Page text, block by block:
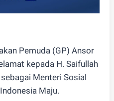
Pemuda (GP) Ansor
kepada H. Saifullah
Menteri Sosial
Maju.